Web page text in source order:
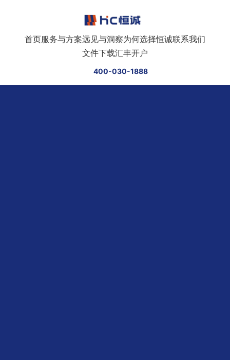
首页服务与方案远见与洞察为何选择恒诚联系我们
文件下载汇丰开户
400-030-1888